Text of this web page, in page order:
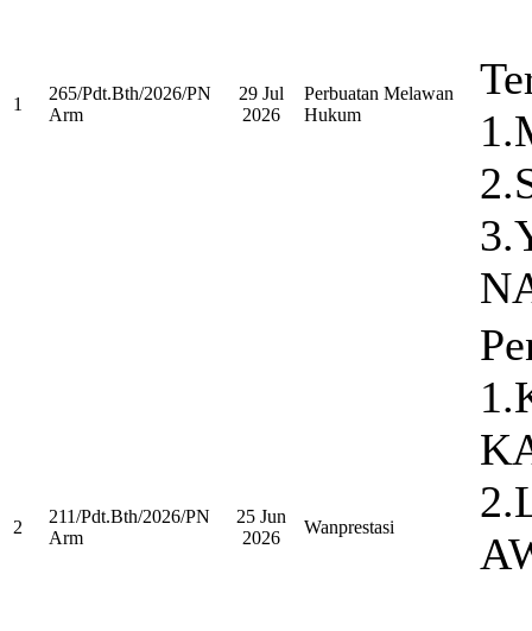
1
265/Pdt.Bth/2026/PN
Arm
29 Jul
2026
Perbuatan Melawan
Hukum
2
211/Pdt.Bth/2026/PN
Arm
25 Jun
2026
Wanprestasi